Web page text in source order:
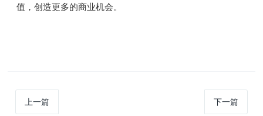
值，创造更多的商业机会。
上一篇 下一篇